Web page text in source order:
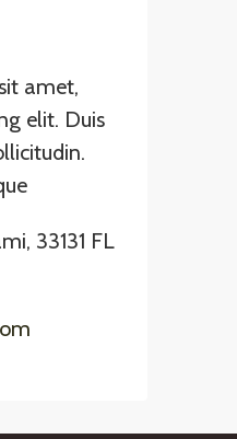
amet,
elit. Duis
33131 FL